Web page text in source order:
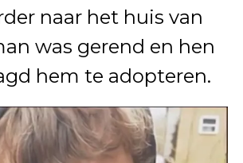
naar het huis van
was gerend en hen
hem te adopteren.